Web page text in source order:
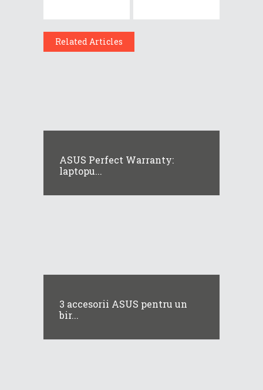
Related Articles
ASUS Perfect Warranty:
laptopu...
3 accesorii ASUS pentru un
bir...